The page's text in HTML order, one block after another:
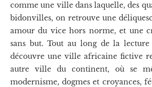
comme une ville dans laquelle, des
bidonvilles, on retrouve une
amour du vice hors norme, et une
sans but. Tout au long de la
découvre une ville africaine fictive
autre ville du continent, où se
modernisme, dogmes et croyances,